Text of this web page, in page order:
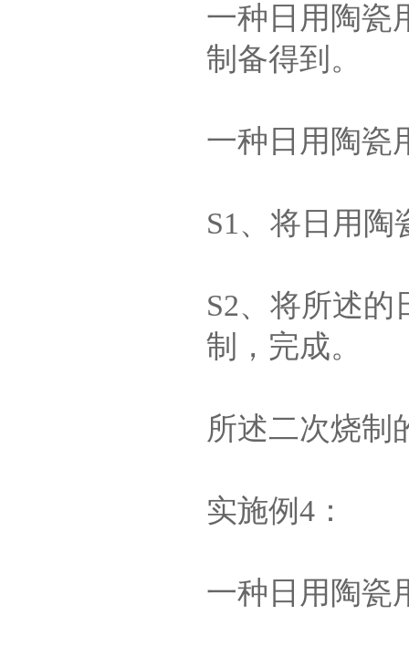
一种日用陶瓷
制备得到。
一种日用陶瓷
S1、将日用
S2、将所述
制，完成。
所述二次烧制
实施例4：
一种日用陶瓷